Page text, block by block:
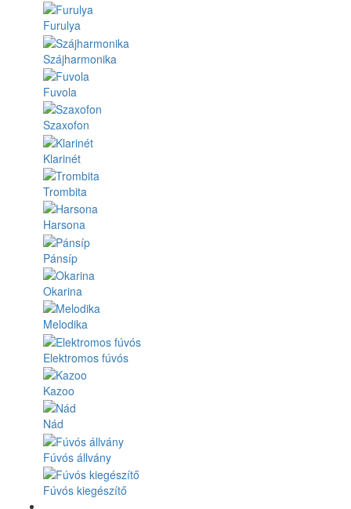
Furulya
Szájharmonika
Fuvola
Szaxofon
Klarinét
Trombita
Harsona
Pánsíp
Okarina
Melodika
Elektromos fúvós
Kazoo
Nád
Fúvós állvány
Fúvós kiegészítő